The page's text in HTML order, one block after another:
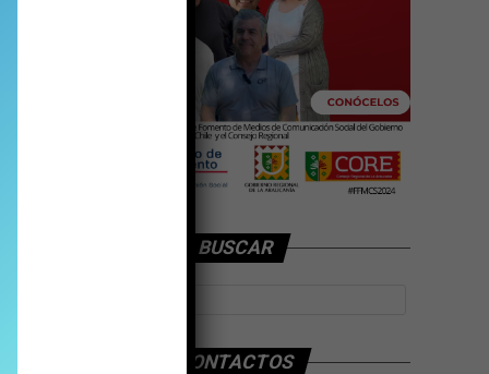
BUSCAR
CONTACTOS